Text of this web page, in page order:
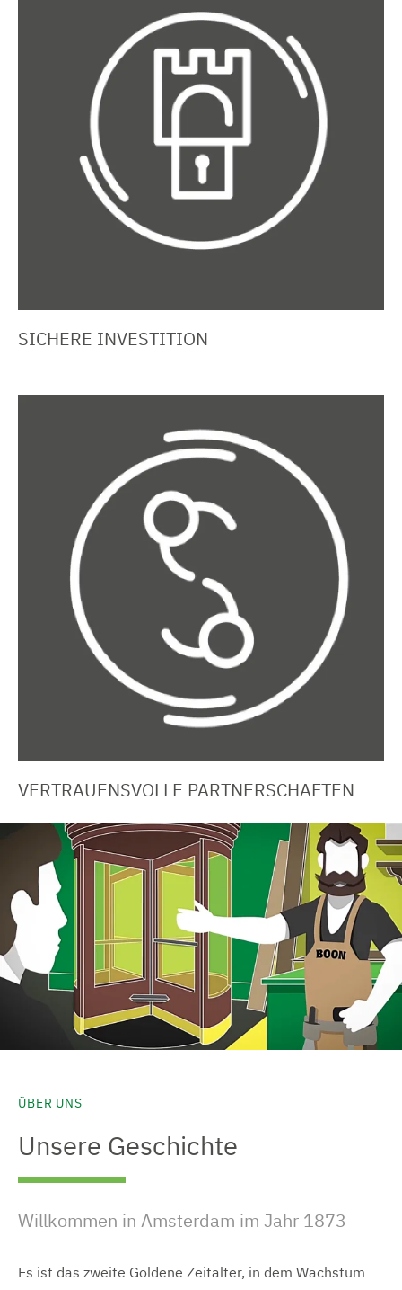
SICHERE INVESTITION
VERTRAUENSVOLLE PARTNERSCHAFTEN
ÜBER UNS
Unsere Geschichte
Willkommen in Amsterdam im Jahr 1873
Es ist das zweite Goldene Zeitalter, in dem Wachstum